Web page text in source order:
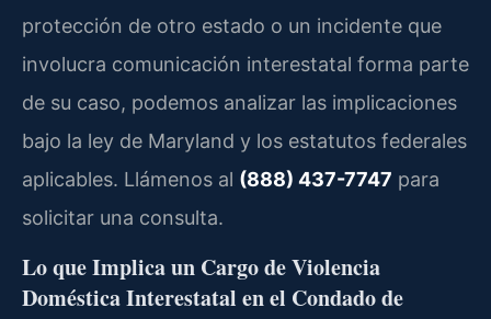
protección de otro estado o un incidente que
involucra comunicación interestatal forma parte
de su caso, podemos analizar las implicaciones
bajo la ley de Maryland y los estatutos federales
aplicables. Llámenos al (888) 437-7747 para
solicitar una consulta.
Lo que Implica un Cargo de Violencia
Doméstica Interestatal en el Condado de